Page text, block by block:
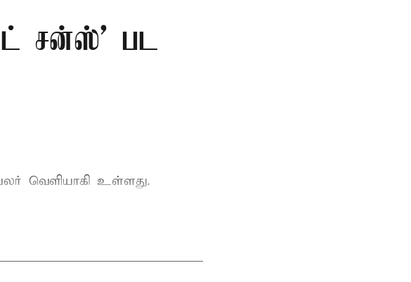
சன்ஸ்' பட
வெளியாகி உள்ளது.